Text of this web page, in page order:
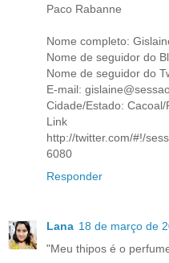
Paco Rabanne
Nome completo:
Nome de seguidor do
Nome de seguidor do
E-mail:
Cidade/Estado: Cacoal/
Link
http://twitter.com/#!/
6080
Responder
Lana 18 de março de
"Meu thipos é o